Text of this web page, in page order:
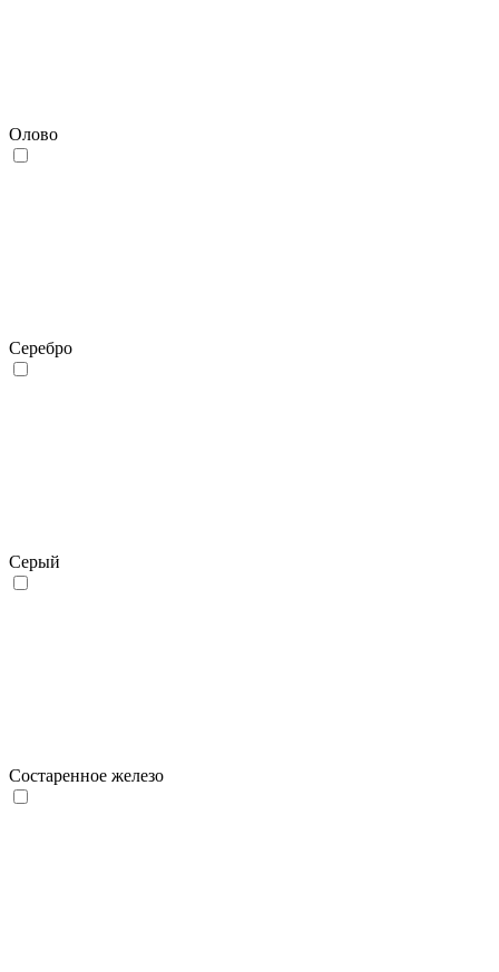
Олово
Серебро
Серый
Состаренное железо